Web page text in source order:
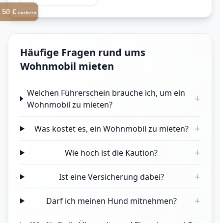
Häufige Fragen rund ums
Wohnmobil mieten
Welchen Führerschein brauche ich, um ein
Wohnmobil zu mieten?
+
Was kostet es, ein Wohnmobil zu mieten? +
Wie hoch ist die Kaution? +
Ist eine Versicherung dabei? +
Darf ich meinen Hund mitnehmen? +
50 €sichern